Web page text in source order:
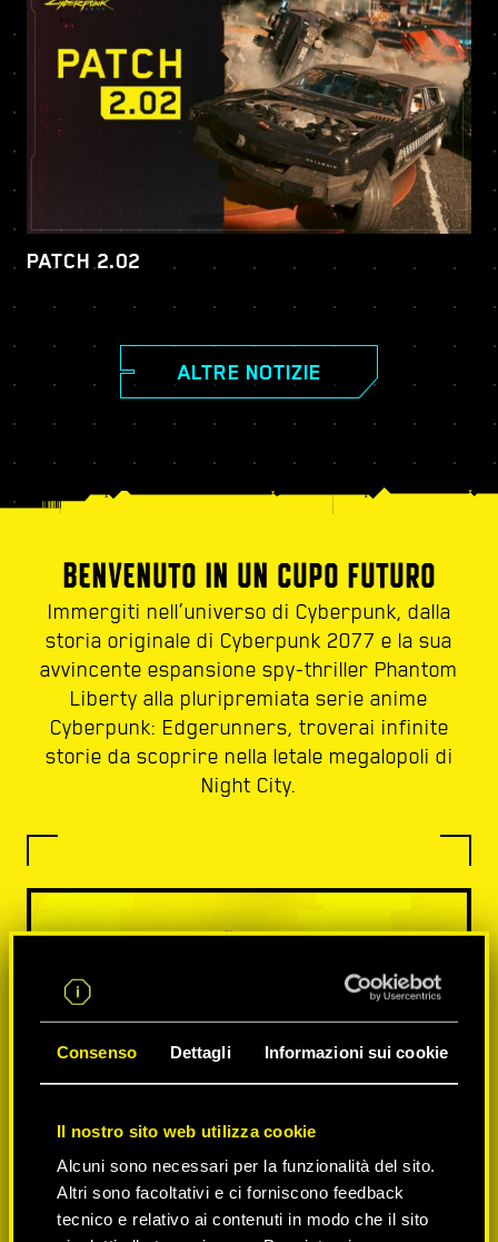
Consenso Dettagli Informazioni sui cookie
Il nostro sito web utilizza cookie
Alcuni sono necessari per la funzionalità del sito.
Altri sono facoltativi e ci forniscono feedback
tecnico e relativo ai contenuti in modo che il sito
PATCH 2.02
ALTRE NOTIZIE
BENVENUTO IN UN CUPO FUTURO
Immergiti nell’universo di Cyberpunk, dalla
storia originale di Cyberpunk 2077 e la sua
avvincente espansione spy-thriller Phantom
Liberty alla pluripremiata serie anime
Cyberpunk: Edgerunners, troverai infinite
storie da scoprire nella letale megalopoli di
Night City.